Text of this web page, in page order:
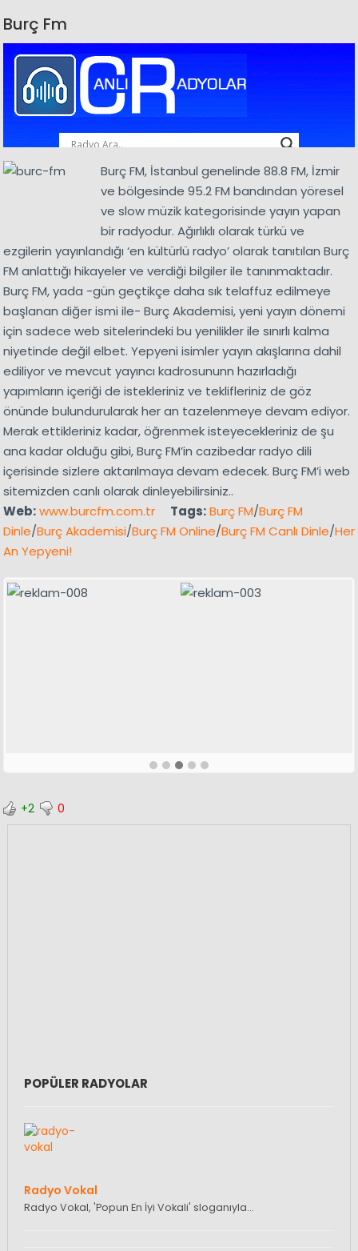
Burç Fm
Burç FM, İstanbul genelinde 88.8 FM, İzmir
ve bölgesinde 95.2 FM bandından yöresel
ve slow müzik kategorisinde yayın yapan
bir radyodur. Ağırlıklı olarak türkü ve
ezgilerin yayınlandığı ‘en kültürlü radyo’ olarak tanıtılan Burç
FM anlattığı hikayeler ve verdiği bilgiler ile tanınmaktadır.
Burç FM, yada -gün geçtikçe daha sık telaffuz edilmeye
başlanan diğer ismi ile- Burç Akademisi, yeni yayın dönemi
için sadece web sitelerindeki bu yenilikler ile sınırlı kalma
niyetinde değil elbet. Yepyeni isimler yayın akışlarına dahil
ediliyor ve mevcut yayıncı kadrosununn hazırladığı
yapımların içeriği de istekleriniz ve teklifleriniz de göz
önünde bulundurularak her an tazelenmeye devam ediyor.
Merak ettikleriniz kadar, öğrenmek isteyecekleriniz de şu
ana kadar olduğu gibi, Burç FM’in cazibedar radyo dili
içerisinde sizlere aktarılmaya devam edecek. Burç FM’i web
sitemizden canlı olarak dinleyebilirsiniz..
Web:www.burcfm.com.tr Tags:Burç FM/Burç FM
Dinle/Burç Akademisi/Burç FM Online/Burç FM Canlı Dinle/Her
An Yepyeni!
+2 0
POPÜLER RADYOLAR
Radyo Vokal
Radyo Vokal, 'Popun En İyi Vokali' sloganıyla…